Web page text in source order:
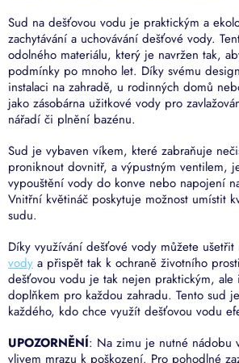
Sud na dešťovou vodu je praktickým a
zachytávání a uchovávání dešťové vody.
odolného materiálu, který je navržen tak,
podmínky po mnoho let. Díky svému
instalaci na zahradě, u rodinných domů
jako zásobárna užitkové vody pro
nářadí či plnění bazénu.
Sud je vybaven víkem, které zabraňuje
proniknout dovnitř, a výpustným ventilem,
vypouštění vody do konve nebo napojení
Vnitřní květináč poskytuje možnost umístit
sudu.
Díky využívání dešťové vody můžete ušetřit
vody a přispět tak k ochraně životního
dešťovou vodu je tak nejen praktickým, ale
doplňkem pro každou zahradu. Tento sud
každého, kdo chce využít dešťovou vodu
UPOZORNĚNÍ: Na zimu je nutné nádobu
vlivem mrazu k poškození. Pro pohodlné